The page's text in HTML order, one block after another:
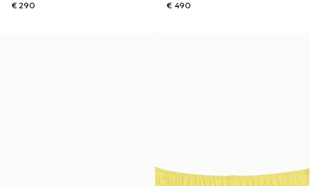
€ 290
€ 490